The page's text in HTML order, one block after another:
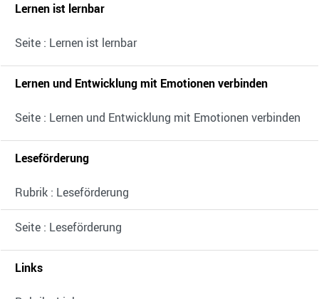
Lernen ist lernbar
Seite : Lernen ist lernbar
Lernen und Entwicklung mit Emotionen verbinden
Seite : Lernen und Entwicklung mit Emotionen verbinden
Leseförderung
Rubrik : Leseförderung
Seite : Leseförderung
Links